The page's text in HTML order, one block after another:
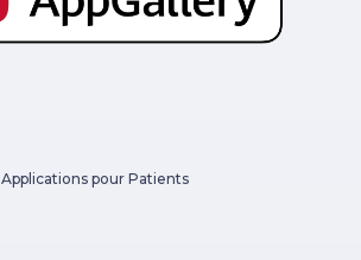
Applications pour Patients